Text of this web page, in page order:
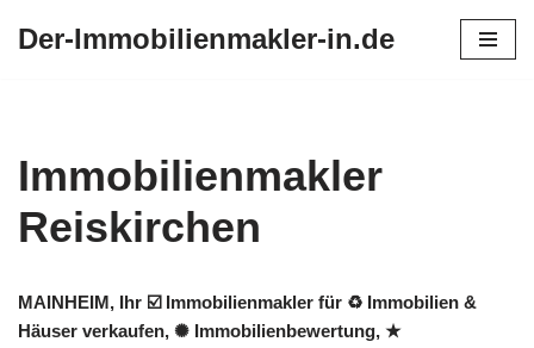
Der-Immobilienmakler-in.de
Immobilienmakler
Reiskirchen
MAINHEIM, Ihr ☑️ Immobilienmakler für ♻ Immobilien &
Häuser verkaufen, ✺ Immobilienbewertung, ★